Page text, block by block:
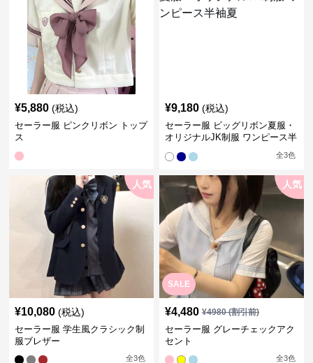
¥5,880 (税込)
セーラー服 ピンクリボン トップ
ス
¥9,180 (税込)
セーラー服 ビッグリボン夏服・
オリジナルJK制服 ワンピース半
全3色
人気
¥10,080 (税込)
セーラー服 学生風クラシック制
服ブレザー
全3色
SALE
人気
¥4,480 ¥4980(割引前)
セーラー服 グレーチェックアク
セント
全3色